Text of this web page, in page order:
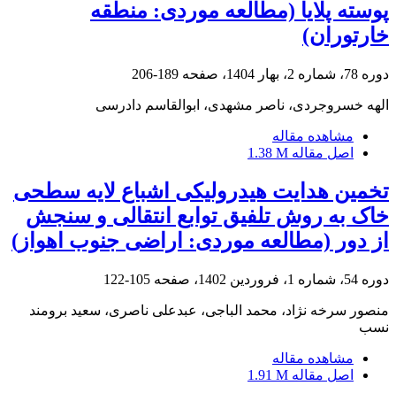
پوسته‌ پلایا (مطالعه موردی: منطقه
خارتوران)
دوره 78، شماره 2، بهار 1404، صفحه 189-206
الهه خسروجردی، ناصر مشهدی، ابوالقاسم دادرسی
مشاهده مقاله
اصل مقاله 1.38 M
تخمین هدایت هیدرولیکی اشباع لایه سطحی
خاک به روش تلفیق توابع انتقالی و سنجش
از دور (مطالعه موردی: اراضی جنوب اهواز)
دوره 54، شماره 1، فروردین 1402، صفحه 105-122
منصور سرخه نژاد، محمد الباجی، عبدعلی ناصری، سعید برومند
نسب
مشاهده مقاله
اصل مقاله 1.91 M